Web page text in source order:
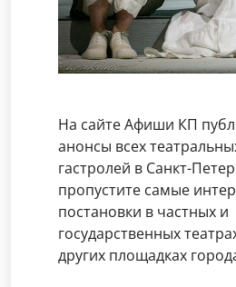
На сайте Афиши КП
анонсы всех
гастролей в Санкт-
пропустите самые
постановки в частных и
государственных
других площадках